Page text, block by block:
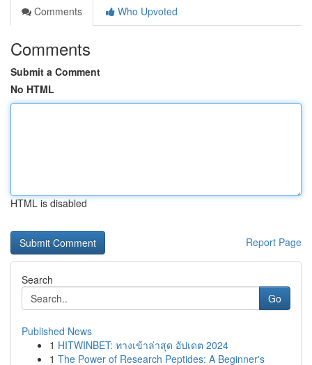
Comments
Who Upvoted
Comments
Submit a Comment
No HTML
HTML is disabled
Report Page
Search
Go
Published News
1 HITWINBET: ทางเข้าล่าสุด อัปเดต 2024
1 The Power of Research Peptides: A Beginner's